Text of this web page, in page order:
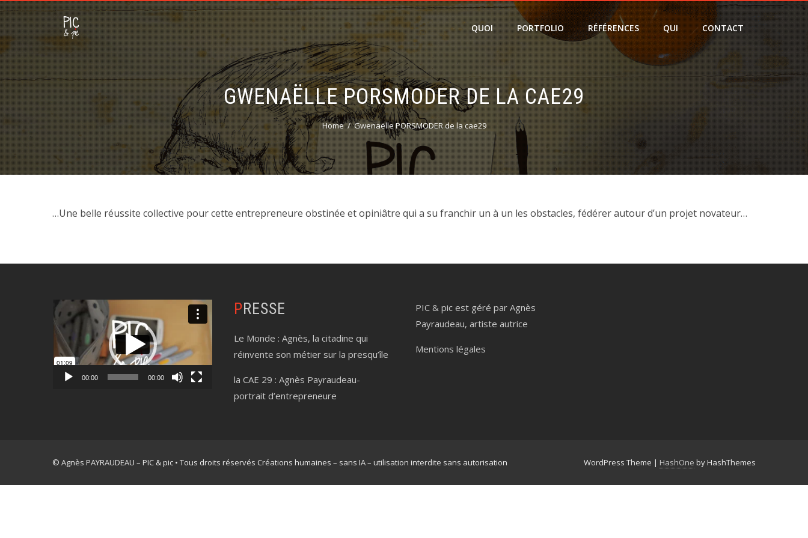
QUOI PORTFOLIO RÉFÉRENCES QUI CONTACT
GWENAËLLE PORSMODER DE LA CAE29
Home Gwenaëlle PORSMODER de la cae29
…Une belle réussite collective pour cette entrepreneure obstinée et opiniâtre qui a su franchir un à un les obstacles, fédérer autour d’un projet novateur…
Lecteur
vidéo
00:00 00:00
PRESSE
Le Monde :Agnès, la citadine qui
réinvente son métier sur la presqu’île
la CAE 29 :Agnès Payraudeau-
portrait d’entrepreneure
PIC & pic est géré par Agnès
Payraudeau, artiste autrice
Mentions légales
© Agnès PAYRAUDEAU – PIC & pic • Tous droits réservés Créations humaines – sans IA – utilisation interdite sans autorisation WordPress Theme | HashOne by HashThemes